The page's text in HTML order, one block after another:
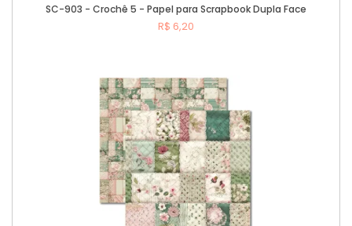
SC-903 - Crochê 5 - Papel para Scrapbook Dupla Face
R$ 6,20